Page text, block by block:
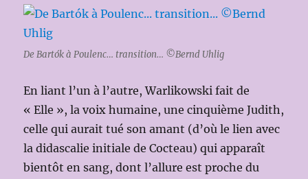
De Bartók à Poulenc… transition… ©Bernd Uhlig
En liant l’un à l’autre, Warlikowski fait de
« Elle », la voix humaine, une cinquième Judith,
celle qui aurait tué son amant (d’où le lien avec
la didascalie initiale de Cocteau) qui apparaît
bientôt en sang, dont l’allure est proche du